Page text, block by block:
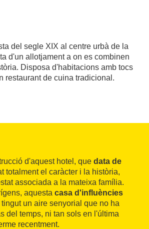
del segle XIX al centre urbà de la
d'un allotjament a on es combinen
Disposa d'habitacions amb tocs
restaurant de cuina tradicional.
d'aquest hotel, que data de
totalment el caràcter i la història,
associada a la mateixa família.
aquesta casa d'influències
tingut un aire senyorial que no ha
del temps, ni tan sols en l'última
recentment.